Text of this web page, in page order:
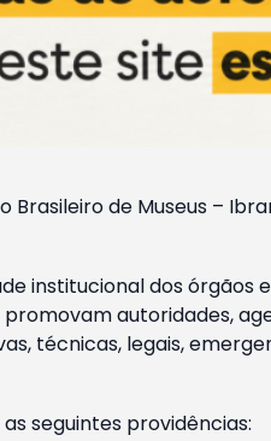
de Museus –
institucional dos órgãos
autoridades,
técnicas, legais,
seguintes providências: